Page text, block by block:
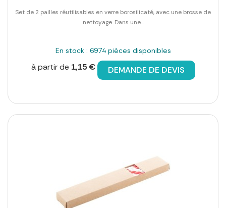
Set de 2 pailles réutilisables en verre borosilicaté, avec une brosse de
nettoyage. Dans une...
En stock : 6974 pièces disponibles
à partir de 1,15 € DEMANDE DE DEVIS